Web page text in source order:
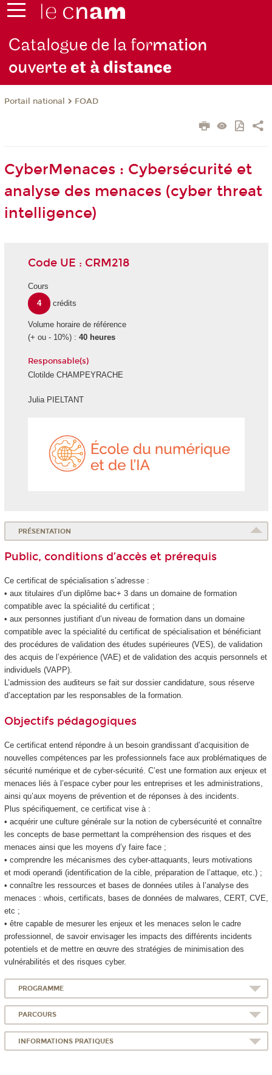
Catalogue de la formation
ouverteet à distance
Portail national FOAD
CyberMenaces : Cybersécurité et
analyse des menaces (cyber threat
intelligence)
Code UE : CRM218
Cours
4
crédits
Volume horaire de référence
(+ ou - 10%) : 40 heures
Responsable(s)
Clotilde CHAMPEYRACHE
Julia PIELTANT
PRÉSENTATION
Public, conditions d’accès et prérequis
Ce certificat de spécialisations’adresse :
• aux titulaires d’un diplôme bac+ 3 dans un domaine de formation
compatible avec la spécialité du certificat ;
• aux personnes justifiant d’un niveau de formation dans un domaine
compatible avec la spécialité du certificat de spécialisationet bénéficiant
des procédures de validation des études supérieures (VES), de validation
des acquis de l’expérience (VAE) et de validation des acquis personnels et
individuels (VAPP).
L’admission des auditeurs se fait sur dossier candidature, sous réserve
d’acceptation par les responsables de la formation.
Objectifs pédagogiques
Ce certificat entend répondre à un besoin grandissant d’acquisition de
nouvelles compétences par les professionnels face aux problématiques de
sécurité numérique et de cyber-sécurité. C’est une formation aux enjeux et
menaces liés à l’espace cyber pour les entreprises et les administrations,
ainsi qu’aux moyens de prévention et de réponses à des incidents.
Plus spécifiquement, ce certificat vise à :
• acquérir une culture générale sur la notion de cybersécurité et connaître
les concepts de base permettant la compréhension des risques et des
menaces ainsi que les moyens d’y faire face ;
• comprendre les mécanismes des cyber-attaquants, leurs motivations
et modi operandi (identification de la cible, préparation de l’attaque, etc.) ;
• connaître les ressources et bases de données utiles à l’analyse des
menaces : whois, certificats, bases de données de malwares, CERT, CVE,
etc ;
• être capable de mesurer les enjeux et les menaces selon le cadre
professionnel, de savoir envisager les impacts des différents incidents
potentiels et de mettre en œuvre des stratégies de minimisation des
vulnérabilités et des risques cyber.
PROGRAMME
PARCOURS
INFORMATIONS PRATIQUES